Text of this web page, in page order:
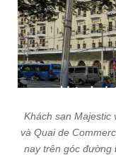
Khách sạn Majestic
và Quai de
nay trên góc đường